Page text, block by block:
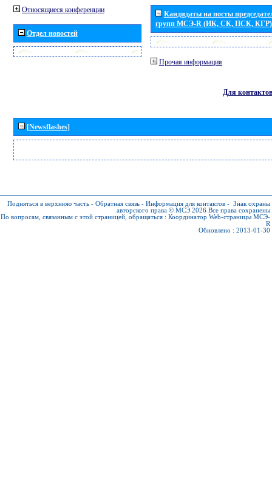
Относящиеся конференции
Отдел новостей
Кандидаты на посты
групп МСЭ-R (ИК, СК, ПСК, КГР)
Прочая информация
Для контактов
[Newsflashes]
Подняться в верхнюю часть - Обратная связь - Информация для контактов - Знак охраны
авторского права © МСЭ 2026 Все права сохранены
По вопросам, связанным с этой страницей, обращаться : Координатор Web-страницы МСЭ-
R
Обновлено : 2013-01-30